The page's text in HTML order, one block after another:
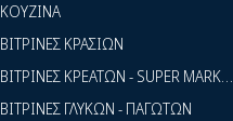
ΚΟΥΖΙΝΑ
ΒΙΤΡΙΝΕΣ ΚΡΑΣΙΩΝ
ΒΙΤΡΙΝΕΣ ΚΡΕΑΤΩΝ - SUPER MARKET
ΒΙΤΡΙΝΕΣ ΓΛΥΚΩΝ - ΠΑΓΩΤΩΝ